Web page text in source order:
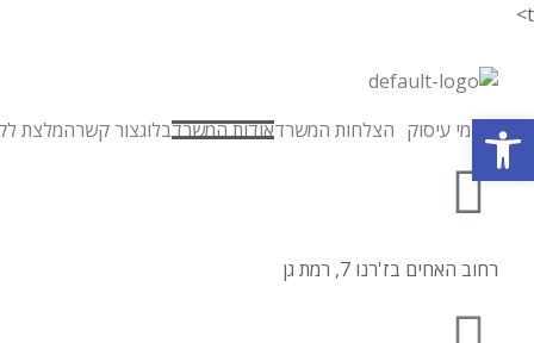
t>
תחומי עיסוק הצלחות המשרדאודות המשרדבלוגצור קשרהמלצת
רחוב האחים בז'רנו 7, רמת גן
פתח סרגל נגישות